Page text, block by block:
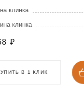
клинка
клинка
₽
В 1 КЛИК